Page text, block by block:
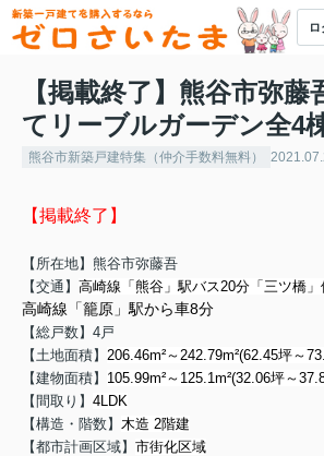
【掲載終了】熊谷市弥藤
てリーブルガーデン全4
熊谷市新築戸建特集（仲介手数料無料）
【掲載終了】
【所在地】熊谷市弥藤吾
【交通】 高崎線「熊谷」駅バス20分「三ツ橋
高崎線「籠原」駅から車8分
【総戸数】4戸
【土地面積】 206.46m²～242.79m²(62.45坪～
【建物面積】 105.99m²～125.1m²(32.06坪～
【間取り】 4LDK
【構造・階数】 木造 2階建
【都市計画区域】 市街化区域